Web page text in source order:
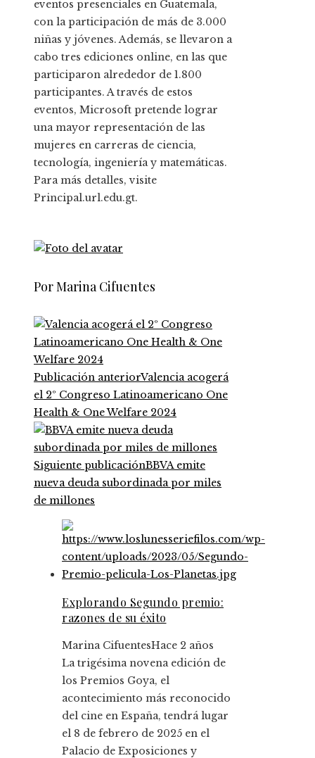
eventos presenciales en Guatemala,
con la participación de más de 3.000
niñas y jóvenes. Además, se llevaron a
cabo tres ediciones online, en las que
participaron alrededor de 1.800
participantes. A través de estos
eventos, Microsoft pretende lograr
una mayor representación de las
mujeres en carreras de ciencia,
tecnología, ingeniería y matemáticas.
Para más detalles, visite
Principal.url.edu.gt.
Por Marina Cifuentes
Publicación anteriorValencia acogerá
el 2º Congreso Latinoamericano One
Health & One Welfare 2024
Siguiente publicaciónBBVA emite
nueva deuda subordinada por miles
de millones
Explorando Segundo premio:
razones de su éxito
Marina CifuentesHace 2 años
La trigésima novena edición de
los Premios Goya, el
acontecimiento más reconocido
del cine en España, tendrá lugar
el 8 de febrero de 2025 en el
Palacio de Exposiciones y